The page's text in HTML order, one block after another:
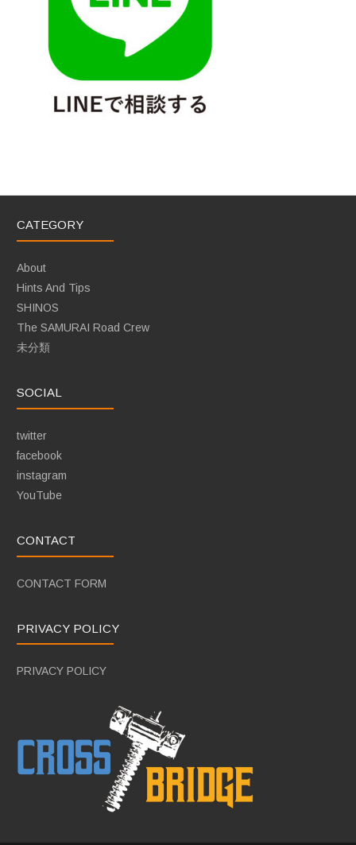
CATEGORY
About
Hints And Tips
SHINOS
The SAMURAI Road Crew
未分類
SOCIAL
twitter
facebook
instagram
YouTube
CONTACT
CONTACT FORM
PRIVACY POLICY
PRIVACY POLICY